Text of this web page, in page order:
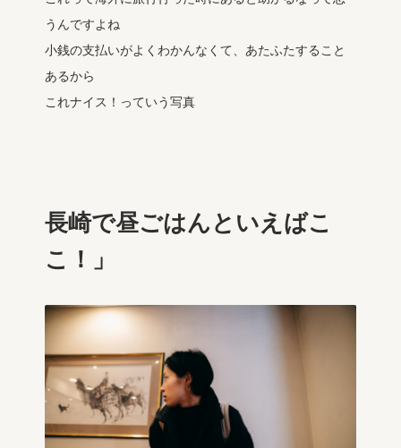
うんですよね
小銭の支払いがよくわかんなくて、あたふたすること
あるから
これナイス！っていう写真
長崎で昼ごはんといえばこ
こ！」